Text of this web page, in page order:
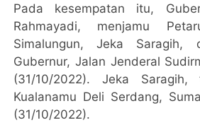
Pada kesempatan itu,
Rahmayadi, menjamu
Simalungun, Jeka Saragih,
Gubernur, Jalan Jenderal
(31/10/2022). Jeka
Kualanamu Deli Serdang,
(31/10/2022).